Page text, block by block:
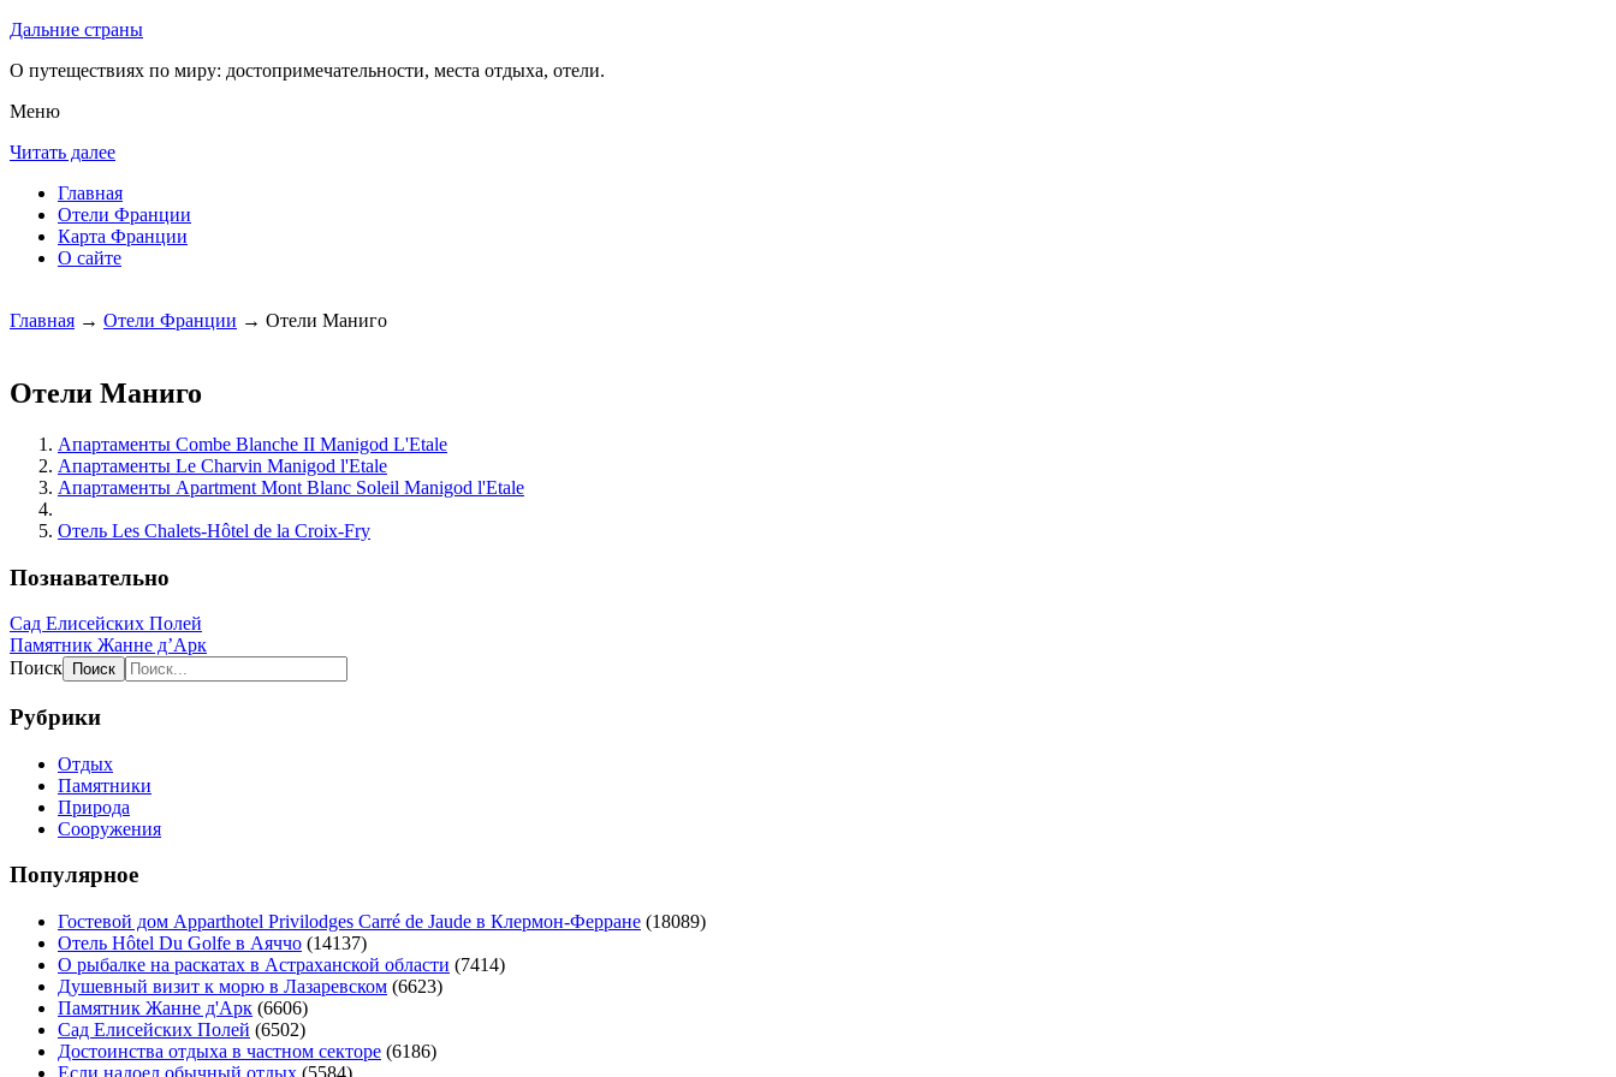
Дальние страны
О путеществиях по миру: достопримечательности, места отдыха, отели.
Меню
Читать далее
Главная
Отели Франции
Карта Франции
О сайте
Главная → Отели Франции → Отели Маниго
Отели Маниго
Апартаменты Combe Blanche II Manigod L'Etale
Апартаменты Le Charvin Manigod l'Etale
Апартаменты Apartment Mont Blanc Soleil Manigod l'Etale
Отель Les Chalets-Hôtel de la Croix-Fry
Познавательно
Сад Елисейских Полей
Памятник Жанне д’Арк
Поиск
Рубрики
Отдых
Памятники
Природа
Сооружения
Популярное
Гостевой дом Apparthotel Privilodges Carré de Jaude в Клермон-Ферране (18089)
Отель Hôtel Du Golfe в Аяччо (14137)
О рыбалке на раскатах в Астраханской области (7414)
Душевный визит к морю в Лазаревском (6623)
Памятник Жанне д'Арк (6606)
Сад Елисейских Полей (6502)
Достоинства отдыха в частном секторе (6186)